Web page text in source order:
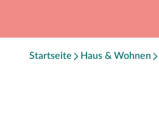
Startseite Haus & Wohnen